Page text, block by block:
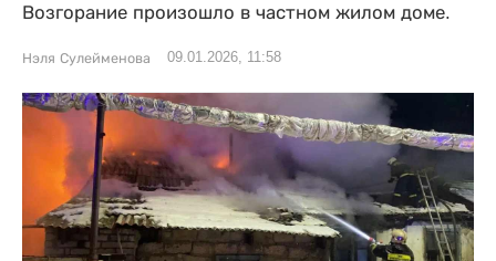
Возгорание произошло в частном жилом доме.
Нэля Сулейменова 09.01.2026, 11:58